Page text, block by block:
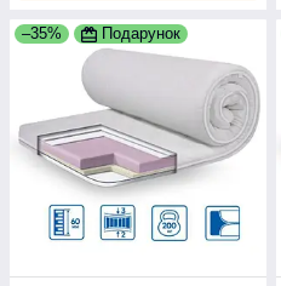
–35% Подарунок